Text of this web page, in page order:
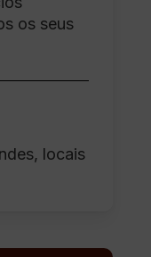
os seus
locais